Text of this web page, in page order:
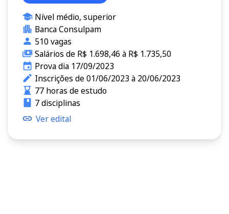
Nível médio, superior
Banca Consulpam
510 vagas
Salários de R$ 1.698,46 à R$ 1.735,50
Prova dia 17/09/2023
Inscrições de 01/06/2023 à 20/06/2023
77 horas de estudo
7 disciplinas
Ver edital